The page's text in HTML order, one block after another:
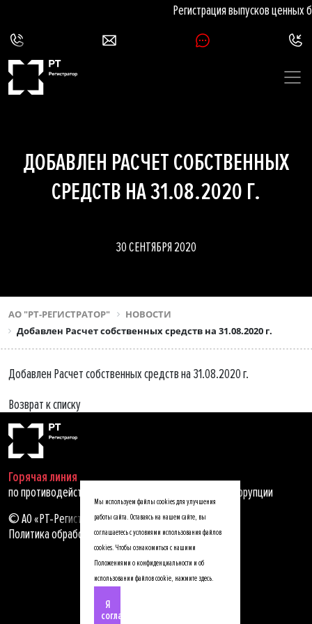
Регистрация выпусков ценных
ДОБАВЛЕН РАСЧЕТ СОБСТВЕННЫХ
СРЕДСТВ НА 31.08.2020 Г.
30 СЕНТЯБРЯ 2020
АО "РТ-РЕГИСТРАТОР"
НОВОСТИ
Добавлен Расчет собственных средств на 31.08.2020 г.
Добавлен Расчет собственных средств на 31.08.2020 г.
Возврат к списку
Горячая линия
по противодействию мошенничеству, хищениям и коррупции
© АО «РТ-Регистратор», 2025
Политика обработки персональных данных
Мы используем файлы cookies для улучшения
работы сайта. Оставаясь на нашем сайте, вы
соглашаетесь с условиями использования файлов
cookies. Чтобы ознакомиться с нашими
Положениями о конфиденциальности и об
использовании файлов cookie, нажмите здесь.
Я
согласен